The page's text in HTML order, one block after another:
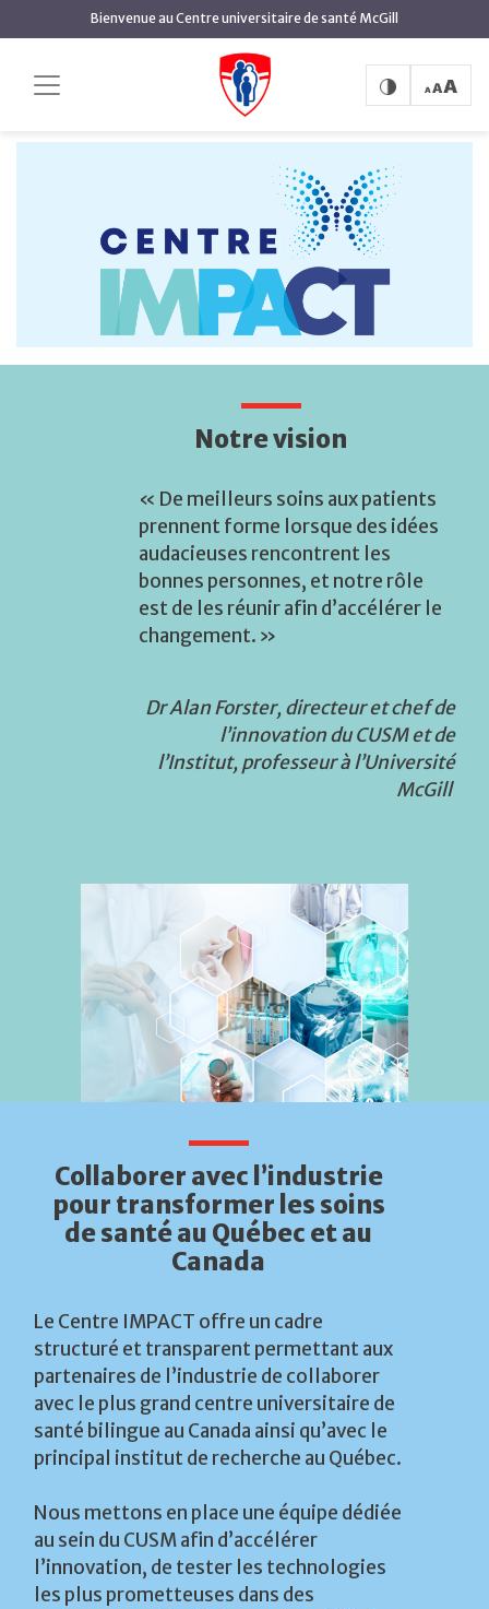
principal
Bienvenue au Centre universitaire de santé McGill
Notre vision
« De meilleurs soins aux patients
prennent forme lorsque des idées
audacieuses rencontrent les
bonnes personnes, et notre rôle
est de les réunir afin d’accélérer le
changement. »
Dr Alan Forster, directeur et chef de
l’innovation du CUSM et de
l’Institut, professeur à l’Université
McGill
Collaborer avec l’industrie
pour transformer les soins
de santé au Québec et au
Canada
Le Centre IMPACT offre un cadre
structuré et transparent permettant aux
partenaires de l’industrie de collaborer
avec le plus grand centre universitaire de
santé bilingue au Canada ainsi qu’avec le
principal institut de recherche au Québec.
Nous mettons en place une équipe dédiée
au sein du CUSM afin d’accélérer
l’innovation, de tester les technologies
les plus prometteuses dans des